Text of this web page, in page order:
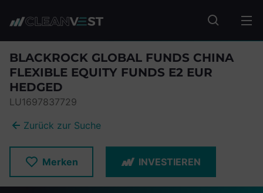
Fonds
BLACKROCK GLOBAL FUNDS CHINA
FLEXIBLE EQUITY FUNDS E2 EUR
HEDGED
LU1697837729
Zurück zur Suche
Merken INVESTIEREN